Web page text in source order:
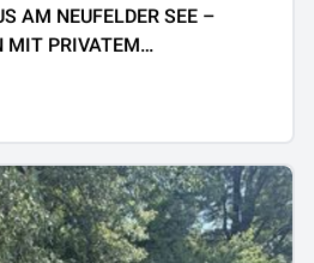
AM NEUFELDER SEE –
MIT PRIVATEM